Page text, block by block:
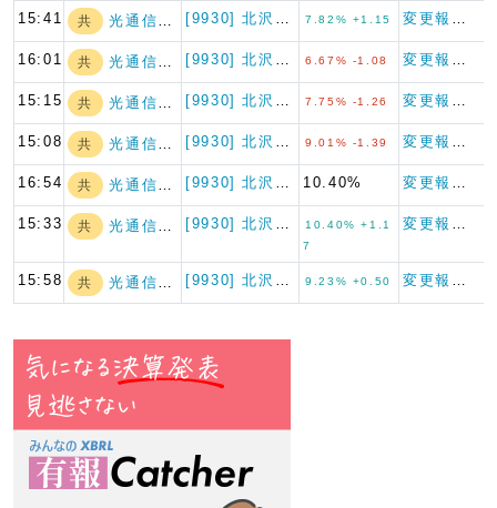
15:41 共 光通信(株) 7.82% +1.15
16:01 共 光通信(株) 6.67% -1.08
15:15 共 光通信(株) 7.75% -1.26
15:08 共 光通信(株) 9.01% -1.39
16:54 共 光通信(株) 10.40%
15:33 共 光通信(株)
10.40% +1.1
7
15:58 共 光通信(株) 9.23% +0.50